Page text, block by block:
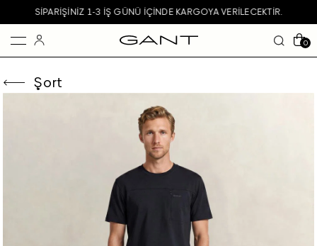
SIPARIŞINIZ 1-3 IŞ GÜNÜ IÇINDE KARGOYA VERILECEKTIR.
0
Şort